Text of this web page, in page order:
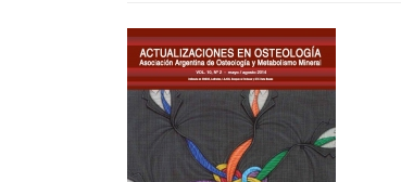
Barra
lateral
del
artículo